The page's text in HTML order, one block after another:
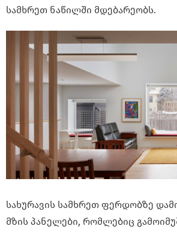
სამხრეთ ნაწილში მდებარეობს.
სახურავის სამხრეთ ფერდობზე
მზის პანელები, რომლებიც